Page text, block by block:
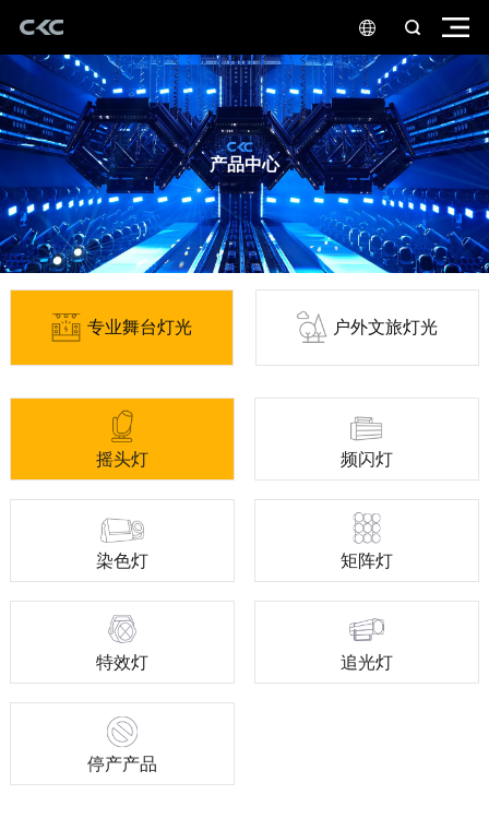
产品中心
专业舞台灯光 户外文旅灯光
摇头灯 频闪灯
染色灯 矩阵灯
特效灯 追光灯
停产产品